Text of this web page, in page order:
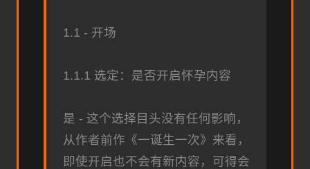
1.1 - 开场
1.1.1 选定：是否开启怀孕内容
是 - 这个选择目头没有任何影响，
从作者前作《一诞生一次》来看，
即使开启也不会有新内容，可得会